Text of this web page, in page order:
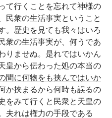
て行くことを忘れて神様の
民衆の生活事実ということ
。歴史を見ても我々はいろ
衆の生活事実が、何うであ
りませぬ。是れではいかん
皇から伝わった処の本当の
間に何物をも挟んではいか
か挟まるから何時も誤るの
をみて行くと民衆と天皇の
夫れは権力の手段である